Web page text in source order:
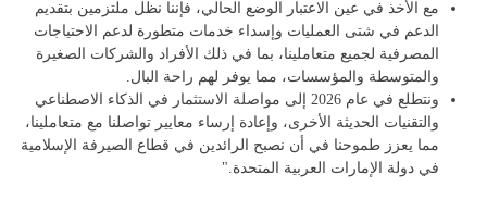
مع الأخذ في عين الاعتبار الوضع الحالي، فإننا نظل ملتزمين بتقديم
الدعم في شتى العمليات وإسداء خدمات متطورة لدعم الاحتياجات
المصرفية لجميع متعاملينا، بما في ذلك الأفراد والشركات الصغيرة
والمتوسطة والمؤسسات، مما يوفر لهم راحة البال.
ونتطلع في عام 2026 إلى مواصلة الاستثمار في الذكاء الاصطناعي
والتقنيات الحديثة الأخرى، وإعادة إرساء معايير تواصلنا مع متعاملينا،
مما يعزز طموحنا في أن نصبح الرائدين في قطاع الصيرفة الإسلامية
في دولة الإمارات العربية المتحدة."